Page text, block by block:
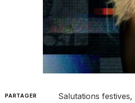
PARTAGER Salutations festives,